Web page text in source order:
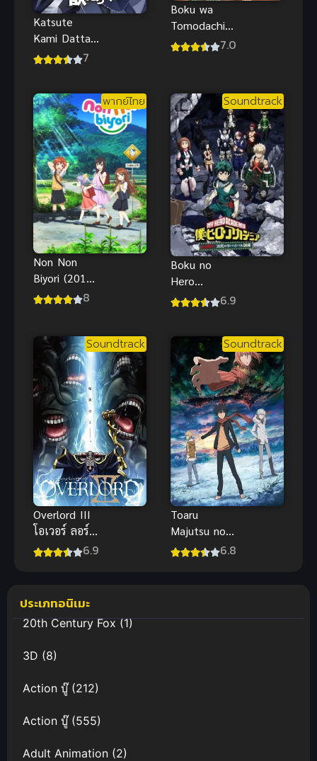
Katsute
Kami Datta
Kemono
ภาค 1
7
Boku wa
Tomodachi
ga Sukunai
ภาค 2 (พากย์
ไทย)
7.0
พากย์ไทย
Non Non
Biyori (2013)
สาวใสหัวใจ8
Soundtrack
Boku no
Hero
Academia6.9
Soundtrack
Overlord III
โอเวอร์ ลอร์ด
จอมมารพิชิต
6.9
Soundtrack
Toaru
Majutsu no
Index III อิน
6.8
ประเภทอนิเมะ
20th Century Fox(1)
3D (8)
Action บู๊(212)
Action บู๊(555)
Adult Animation (2)